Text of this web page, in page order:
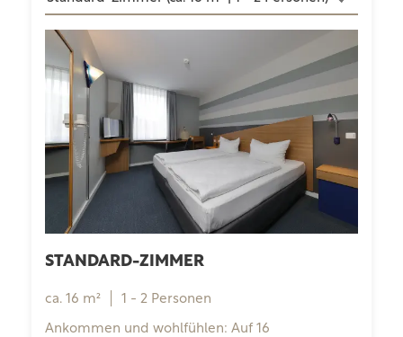
STANDARD-ZIMMER
ca. 16 m² 1 - 2 Personen
Ankommen und wohlfühlen: Auf 16